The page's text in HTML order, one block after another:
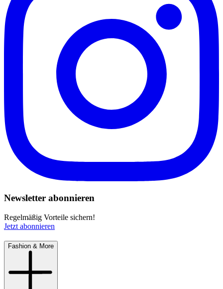
Newsletter abonnieren
Regelmäßig Vorteile sichern!
Jetzt abonnieren
Fashion & More